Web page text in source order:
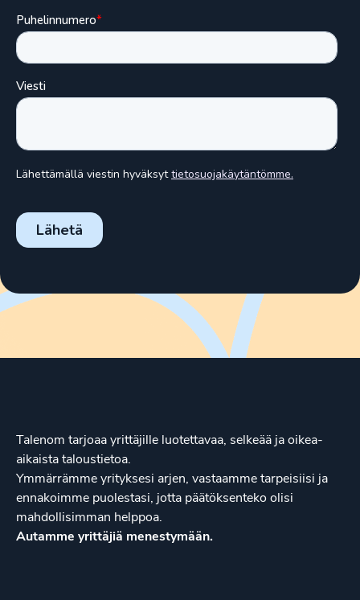
Talenom tarjoaa yrittäjille luotettavaa, selkeää ja oikea-
aikaista taloustietoa.
Ymmärrämme yrityksesi arjen, vastaamme tarpeisiisi ja
ennakoimme puolestasi, jotta päätöksenteko olisi
mahdollisimman helppoa.
Autamme yrittäjiä menestymään.